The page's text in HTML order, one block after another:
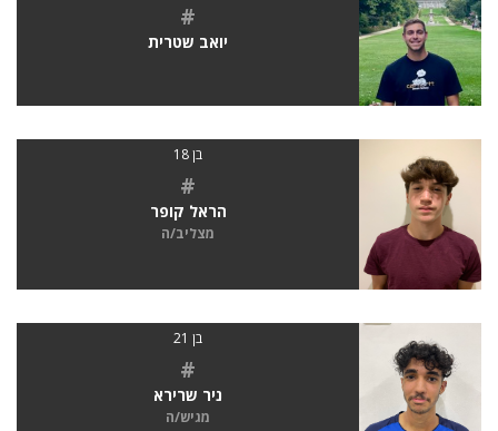
#
יואב שטרית
בן 18
#
הראל קופר
מצליב/ה
בן 21
#
ניר שרירא
מגיש/ה